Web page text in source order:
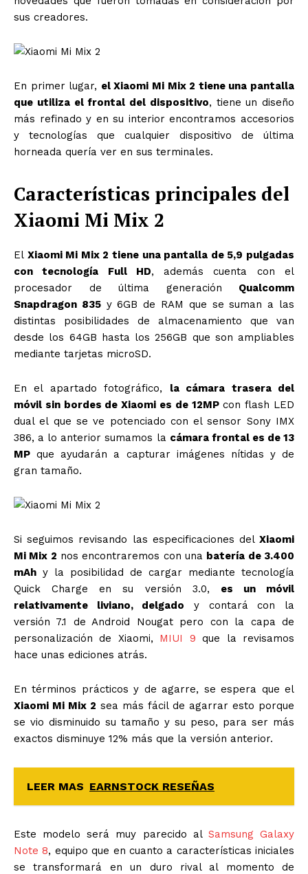
sus creadores.
En primer lugar, el Xiaomi Mi Mix 2 tiene una pantalla
que utiliza el frontal del dispositivo, tiene un diseño
más refinado y en su interior encontramos accesorios
y tecnologías que cualquier dispositivo de última
horneada quería ver en sus terminales.
Características principales del
Xiaomi Mi Mix 2
El Xiaomi Mi Mix 2 tiene una pantalla de 5,9 pulgadas
con tecnología Full HD, además cuenta con el
procesador de última generación Qualcomm
Snapdragon 835y 6GB de RAM que se suman a las
distintas posibilidades de almacenamiento que van
desde los 64GB hasta los 256GB que son ampliables
mediante tarjetas microSD.
En el apartado fotográfico, la cámara trasera del
móvil sin bordes de Xiaomi es de 12MPcon flash LED
dual el que se ve potenciado con el sensor Sony IMX
386, a lo anterior sumamos la cámara frontal es de 13
MP que ayudarán a capturar imágenes nítidas y de
gran tamaño.
Si seguimos revisando las especificaciones del Xiaomi
Mi Mix 2 nos encontraremos con una batería de 3.400
mAh y la posibilidad de cargar mediante tecnología
Quick Charge en su versión 3.0, es un móvil
relativamente liviano, delgado y contará con la
versión 7.1 de Android Nougat pero con la capa de
personalización de Xiaomi, MIUI 9 que la revisamos
hace unas ediciones atrás.
En términos prácticos y de agarre, se espera que el
Xiaomi Mi Mix 2 sea más fácil de agarrar esto porque
se vio disminuido su tamaño y su peso, para ser más
exactos disminuye 12% más que la versión anterior.
LEER MAS EARNSTOCK RESEÑAS
Este modelo será muy parecido al Samsung Galaxy
Note 8, equipo que en cuanto a características iniciales
se transformará en un duro rival al momento de